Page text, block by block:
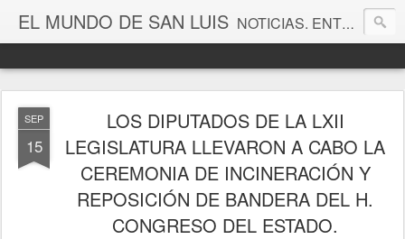
EL MUNDO DE SAN LUIS NOTICIAS. ENTRETENIMIENTO. EDITORIALES. CANAL DE VÍDEOS. GALERÍA DE FOTOGRAFÍAS.
SEP
15
LOS DIPUTADOS DE LA LXII
LEGISLATURA LLEVARON A CABO LA
CEREMONIA DE INCINERACIÓN Y
REPOSICIÓN DE BANDERA DEL H.
CONGRESO DEL ESTADO.